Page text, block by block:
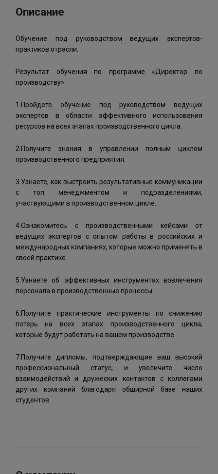
Описание
Обучение под руководством ведущих экспертов-
практиков отрасли.
Результат обучения пo пpoгpaммe «Директор по
производству»:
1.Пройдете обучение под руководством ведущих
экспертов в области эффективного использования
ресурсов на всех этапах производственного цикла.
2.Получите знания в управлении полным циклом
производственного предприятия.
3.Узнаете, как выстроить результативные коммуникации
с топ менеджментом и подразделениями,
участвующими в производственном цикле.
4.Ознакомитесь с производственными кейсами от
ведущих экспертов с опытом работы в российских и
международных компаниях, которые можно применять в
своей практике.
5.Узнаете об эффективных инструментах вовлечения
персонала в производственные процессы.
6.Получите практические инструменты по снижению
потерь на всех этапах производственного цикла,
которые будут работать на вашем производстве.
7.Получите дипломы, подтверждающие ваш высокий
профессиональный статус, и увеличите число
взаимодействий и дружеских контактов с коллегами
других компаний благодаря обширной базе наших
студентов.